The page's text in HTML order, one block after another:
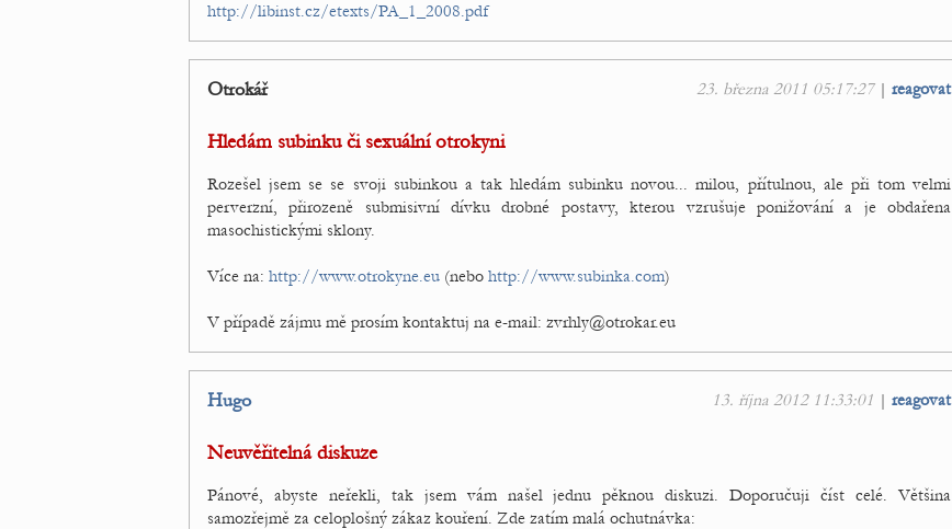
http://libinst.cz/etexts/PA_1_2008.pdf
23. března 2011 05:17:27| reagovat
Otrokář
Hledám subinku či sexuální otrokyni
Rozešel jsem se se svoji subinkou a tak hledám subinku novou... milou, přítulnou, ale při tom velmi
perverzní, přirozeně submisivní dívku drobné postavy, kterou vzrušuje ponižování a je obdařena
masochistickými sklony.
Více na: http://www.otrokyne.eu (nebo http://www.subinka.com)
V případě zájmu mě prosím kontaktuj na e-mail: zvrhly@otrokar.eu
13. října 2012 11:33:01 | reagovat
Hugo
Neuvěřitelná diskuze
Pánové, abyste neřekli, tak jsem vám našel jednu pěknou diskuzi. Doporučuji číst celé. Většina
samozřejmě za celoplošný zákaz kouření. Zde zatím malá ochutnávka: